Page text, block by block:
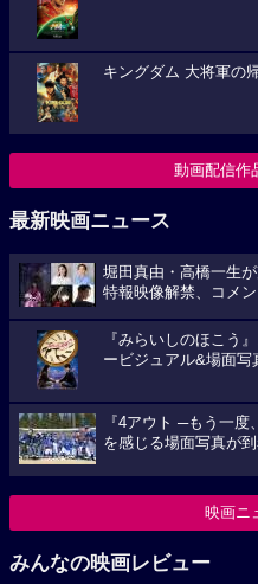
キングダム 大将軍の
動画配信作
最新映画ニュース
堀田真由・高橋一生
特報映像解禁、コメ
『みらいしのほこう
ービジュアル&場面写
『4アウト ─もう一
を感じる場面写真が
映画ニ
みんなの映画レビュー